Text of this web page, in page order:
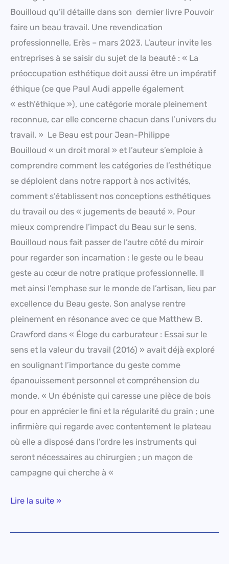
Bouilloud qu’il détaille dans son dernier livre Pouvoir
faire un beau travail. Une revendication
professionnelle, Erès – mars 2023. L’auteur invite les
entreprises à se saisir du sujet de la beauté : « La
préoccupation esthétique doit aussi être un impératif
éthique (ce que Paul Audi appelle également
« esth’éthique »), une catégorie morale pleinement
reconnue, car elle concerne chacun dans l’univers du
travail. » Le Beau est pour Jean-Philippe
Bouilloud « un droit moral » et l’auteur s’emploie à
comprendre comment les catégories de l’esthétique
se déploient dans notre rapport à nos activités,
comment s’établissent nos conceptions esthétiques
du travail ou des « jugements de beauté ». Pour
mieux comprendre l’impact du Beau sur le sens,
Bouilloud nous fait passer de l’autre côté du miroir
pour regarder son incarnation : le geste ou le beau
geste au cœur de notre pratique professionnelle. Il
met ainsi l’emphase sur le monde de l’artisan, lieu par
excellence du Beau geste. Son analyse rentre
pleinement en résonance avec ce que Matthew B.
Crawford dans « Éloge du carburateur : Essai sur le
sens et la valeur du travail (2016) » avait déjà exploré
en soulignant l’importance du geste comme
épanouissement personnel et compréhension du
monde. « Un ébéniste qui caresse une pièce de bois
pour en apprécier le fini et la régularité du grain ; une
infirmière qui regarde avec contentement le plateau
où elle a disposé dans l’ordre les instruments qui
seront nécessaires au chirurgien ; un maçon de
campagne qui cherche à «
Lire la suite »